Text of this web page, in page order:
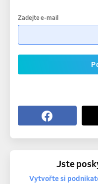
Zadejte e-mail
Jste
Vytvořte si